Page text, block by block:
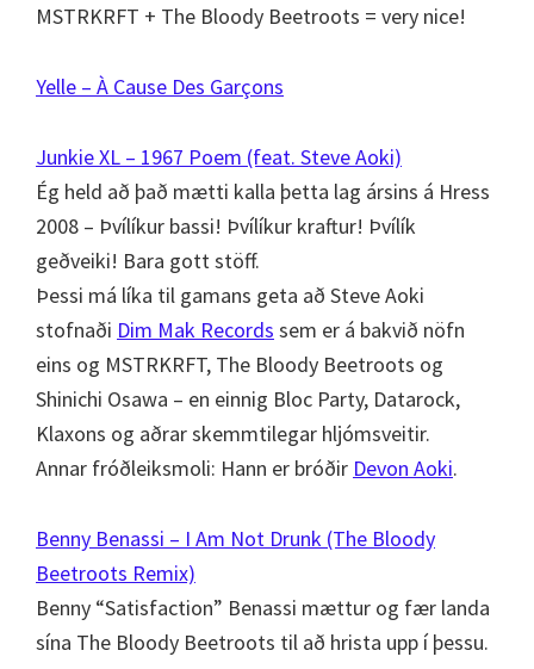
MSTRKRFT + The Bloody Beetroots = very nice!
Yelle – À Cause Des Garçons
Junkie XL – 1967 Poem (feat. Steve Aoki)
Ég held að það mætti kalla þetta lag ársins á Hress
2008 – Þvílíkur bassi! Þvílíkur kraftur! Þvílík
geðveiki! Bara gott stöff.
Þessi má líka til gamans geta að Steve Aoki
stofnaði Dim Mak Records sem er á bakvið nöfn
eins og MSTRKRFT, The Bloody Beetroots og
Shinichi Osawa – en einnig Bloc Party, Datarock,
Klaxons og aðrar skemmtilegar hljómsveitir.
Annar fróðleiksmoli: Hann er bróðir Devon Aoki.
Benny Benassi – I Am Not Drunk (The Bloody
Beetroots Remix)
Benny “Satisfaction” Benassi mættur og fær landa
sína The Bloody Beetroots til að hrista upp í þessu.